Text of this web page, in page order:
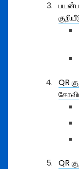
QR
QR